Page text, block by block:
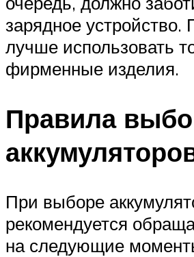
зарядное устройство.
лучше использовать
фирменные изделия.
Правила
При выборе
рекомендуется
на следующие